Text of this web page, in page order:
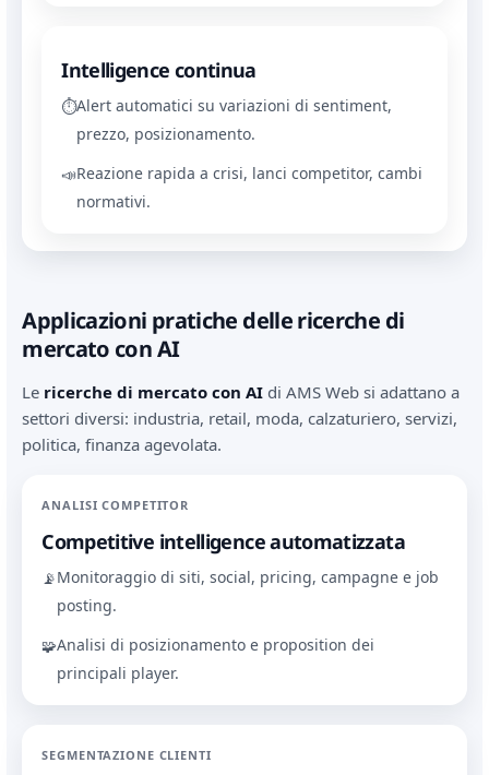
Intelligence continua
⏱Alert automatici su variazioni di sentiment,
prezzo, posizionamento.
📣Reazione rapida a crisi, lanci competitor, cambi
normativi.
Applicazioni pratiche delle ricerche di
mercato con AI
Le ricerche di mercato con AI di AMS Web si adattano a
settori diversi: industria, retail, moda, calzaturiero, servizi,
politica, finanza agevolata.
ANALISI COMPETITOR
Competitive intelligence automatizzata
📡Monitoraggio di siti, social, pricing, campagne e job
posting.
🧩Analisi di posizionamento e proposition dei
principali player.
SEGMENTAZIONE CLIENTI